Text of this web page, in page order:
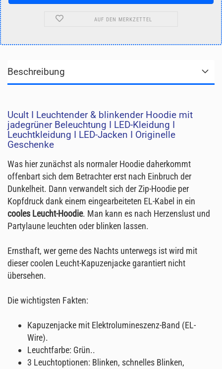
AUF DEN MERKZETTEL
Beschreibung
Ucult I Leuchtender & blinkender Hoodie mit
jadegrüner Beleuchtung I LED-Kleidung I
Leuchtkleidung I LED-Jacken I Originelle
Geschenke
Was hier zunächst als normaler Hoodie daherkommt
offenbart sich dem Betrachter erst nach Einbruch der
Dunkelheit. Dann verwandelt sich der Zip-Hoodie per
Kopfdruck dank einem eingearbeiteten EL-Kabel in ein
cooles Leucht-Hoodie. Man kann es nach Herzenslust und
Partylaune leuchten oder blinken lassen.
Ernsthaft, wer gerne des Nachts unterwegs ist wird mit
dieser coolen Leucht-Kapuzenjacke garantiert nicht
übersehen.
Die wichtigsten Fakten:
Kapuzenjacke mit Elektrolumineszenz-Band (EL-
Wire).
Leuchtfarbe: Grün..
3 Leuchtoptionen: Blinken, schnelles Blinken,